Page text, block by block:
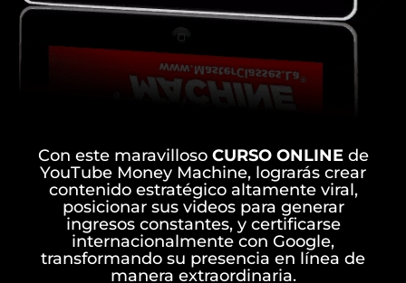
Con este maravilloso CURSO ONLINEde
YouTube Money Machine, lograrás crear
contenido estratégico altamente viral,
posicionar sus videos para generar
ingresos constantes, y certificarse
internacionalmente con Google,
transformando su presencia en línea de
manera extraordinaria.